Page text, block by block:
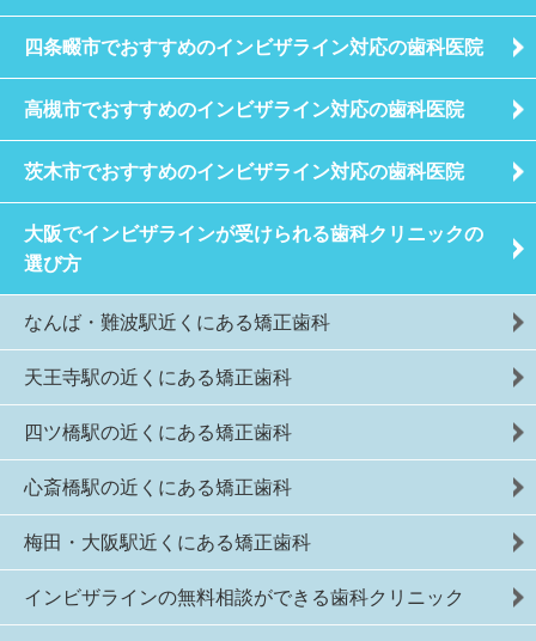
四条畷市でおすすめのインビザライン対応の歯科医院
高槻市でおすすめのインビザライン対応の歯科医院
茨木市でおすすめのインビザライン対応の歯科医院
大阪でインビザラインが受けられる歯科クリニックの
選び方
なんば・難波駅近くにある矯正歯科
天王寺駅の近くにある矯正歯科
四ツ橋駅の近くにある矯正歯科
心斎橋駅の近くにある矯正歯科
梅田・大阪駅近くにある矯正歯科
インビザラインの無料相談ができる歯科クリニック